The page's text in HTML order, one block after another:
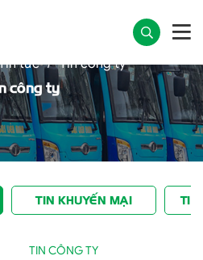
công ty
tức Tin công ty
TIN KHUYẾN MẠI TIN
TIN CÔNG TY